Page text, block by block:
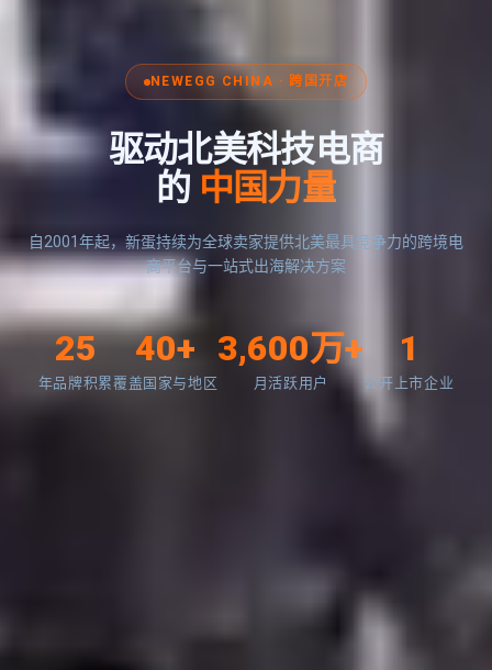
NEWEGG CHINA · 跨国开店
驱动北美科技电商
的 中国力量
自2001年起，新蛋持续为全球卖家提供北美最具竞争力的跨境电
商平台与一站式出海解决方案
25
年品牌积累
40+
覆盖国家与地区
3,600万+
月活跃用户
1
公开上市企业